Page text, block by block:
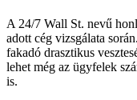
A 24/7 Wall St. nevű
adott cég vizsgálata
fakadó drasztikus
lehet még az ügyfelek
is.